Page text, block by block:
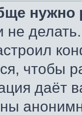
нужно
чтобы
даёт